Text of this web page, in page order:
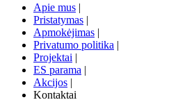
Apie mus |
Pristatymas |
Apmokėjimas |
Privatumo politika |
Projektai |
ES parama |
Akcijos |
Kontaktai